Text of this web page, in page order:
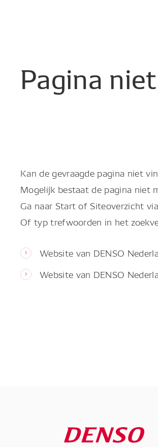
Pagina niet
Kan de gevraagde pagina niet
Mogelijk bestaat de pagina niet
Ga naar Start of Siteoverzicht
Of typ trefwoorden in het
Website van DENSO
Website van DENSO